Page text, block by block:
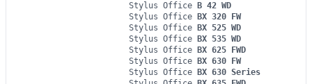
Stylus Office B 42 WD
Stylus Office BX 320 FW
Stylus Office BX 525 WD
Stylus Office BX 535 WD
Stylus Office BX 625 FWD
Stylus Office BX 630 FW
Stylus Office BX 630 Series